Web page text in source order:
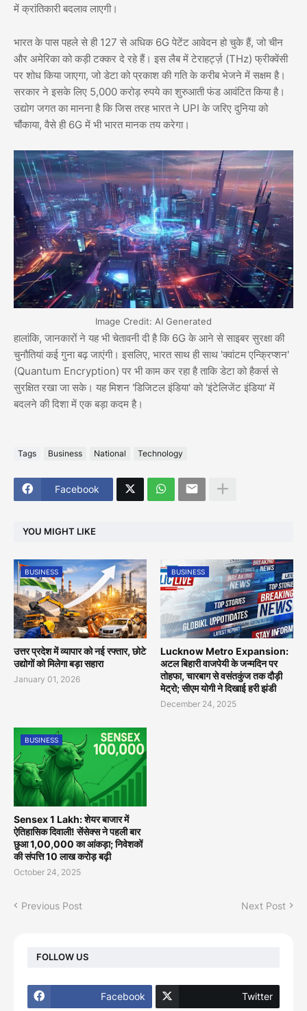
में क्रांतिकारी बदलाव लाएगी।
भारत के पास पहले से ही 127 से अधिक 6G पेटेंट आवेदन हो चुके हैं, जो चीन
और अमेरिका को कड़ी टक्कर दे रहे हैं। इस लैब में टेराहर्ट्ज़ (THz) फ्रीक्वेंसी
पर शोध किया जाएगा, जो डेटा को प्रकाश की गति के करीब भेजने में सक्षम है।
सरकार ने इसके लिए 5,000 करोड़ रुपये का शुरुआती फंड आवंटित किया है।
उद्योग जगत का मानना है कि जिस तरह भारत ने UPI के जरिए दुनिया को
चौंकाया, वैसे ही 6G में भी भारत मानक तय करेगा।
Image Credit: AI Generated
हालांकि, जानकारों ने यह भी चेतावनी दी है कि 6G के आने से साइबर सुरक्षा की
चुनौतियां कई गुना बढ़ जाएंगी। इसलिए, भारत साथ ही साथ 'क्वांटम एन्क्रिप्शन'
(Quantum Encryption) पर भी काम कर रहा है ताकि डेटा को हैकर्स से
सुरक्षित रखा जा सके। यह मिशन 'डिजिटल इंडिया' को 'इंटेलिजेंट इंडिया' में
बदलने की दिशा में एक बड़ा कदम है।
Tags Business National Technology
Facebook
YOU MIGHT LIKE
BUSINESS
उत्तर प्रदेश में व्यापार को नई रफ्तार, छोटे
उद्योगों को मिलेगा बड़ा सहारा
January 01, 2026
BUSINESS
Lucknow Metro Expansion:
अटल बिहारी वाजपेयी के जन्मदिन पर
तोहफा, चारबाग से वसंतकुंज तक दौड़ी
मेट्रो; सीएम योगी ने दिखाई हरी झंडी
December 24, 2025
BUSINESS
Sensex 1 Lakh: शेयर बाजार में
ऐतिहासिक दिवाली! सेंसेक्स ने पहली बार
छुआ 1,00,000 का आंकड़ा; निवेशकों
की संपत्ति 10 लाख करोड़ बढ़ी
October 24, 2025
Previous Post Next Post
FOLLOW US
Facebook Twitter